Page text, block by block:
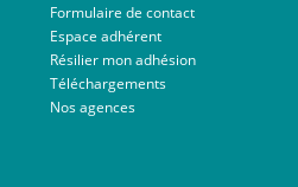
Formulaire de contact
Espace adhérent
Résilier mon adhésion
Téléchargements
Nos agences